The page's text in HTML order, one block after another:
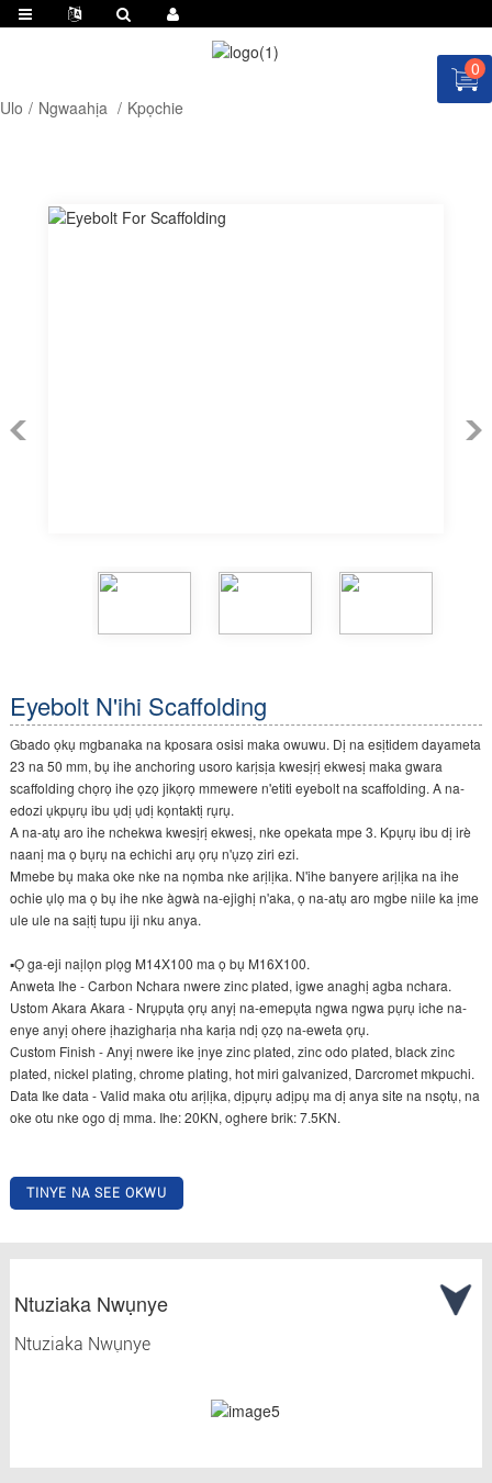
0
Ulo
Ngwaahịa Kpọchie
Eyebolt N'ihi Scaffolding
Gbado ọkụ mgbanaka na kposara osisi maka owuwu. Dị na esịtidem dayameta
23 na 50 mm, bụ ihe anchoring usoro karịsịa kwesịrị ekwesị maka gwara
scaffolding chọrọ ihe ọzọ jikọrọ mmewere n'etiti eyebolt na scaffolding. A na-
edozi ụkpụrụ ibu ụdị ụdị kọntaktị rụrụ.
A na-atụ aro ihe nchekwa kwesịrị ekwesị, nke opekata mpe 3. Kpụrụ ibu dị irè
naanị ma ọ bụrụ na echichi arụ ọrụ n'ụzọ ziri ezi.
Mmebe bụ maka oke nke na nọmba nke arịlịka. N'ihe banyere arịlịka na ihe
ochie ụlọ ma ọ bụ ihe nke àgwà na-ejighị n'aka, ọ na-atụ aro mgbe niile ka ịme
ule ule na saịtị tupu iji nku anya.
▪Ọ ga-eji naịlọn plọg M14X100 ma ọ bụ M16X100.
Anweta Ihe - Carbon Nchara nwere zinc plated, igwe anaghị agba nchara.
Ustom Akara Akara - Nrụpụta ọrụ anyị na-emepụta ngwa ngwa pụrụ iche na-
enye anyị ohere ịhazigharịa nha karịa ndị ọzọ na-eweta ọrụ.
Custom Finish - Anyị nwere ike ịnye zinc plated, zinc odo plated, black zinc
plated, nickel plating, chrome plating, hot miri galvanized, Darcromet mkpuchi.
Data Ike data - Valid maka otu arịlịka, dịpụrụ adịpụ ma dị anya site na nsọtụ, na
oke otu nke ogo dị mma. Ihe: 20KN, oghere brik: 7.5KN.
TINYE NA SEE OKWU
Ntuziaka Nwụnye
Ntuziaka Nwụnye